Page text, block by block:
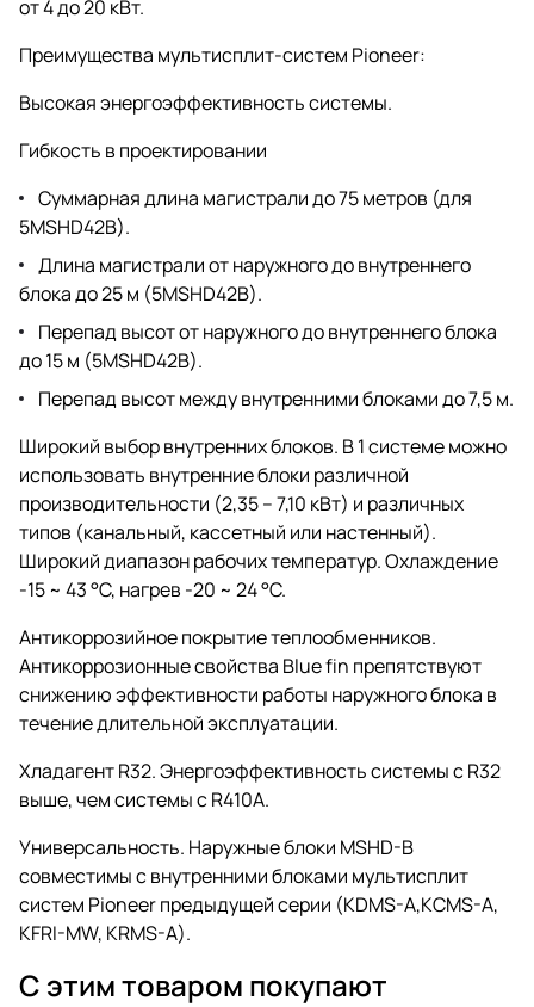
от 4 до 20 кВт.
Преимущества мультисплит-систем Pioneer:
Высокая энергоэффективность системы.
Гибкость в проектировании
Суммарная длина магистрали до 75 метров (для
5MSHD42B).
Длина магистрали от наружного до внутреннего
блока до 25 м (5MSHD42B).
Перепад высот от наружного до внутреннего блока
до 15 м (5MSHD42B).
Перепад высот между внутренними блоками до 7,5 м.
Широкий выбор внутренних блоков. В 1 системе можно
использовать внутренние блоки различной
производительности (2,35 – 7,10 кВт) и различных
типов (канальный, кассетный или настенный).
Широкий диапазон рабочих температур. Охлаждение
-15 ~ 43 °C, нагрев -20 ~ 24 °C.
Антикоррозийное покрытие теплообменников.
Антикоррозионные свойства Blue fin препятствуют
снижению эффективности работы наружного блока в
течение длительной эксплуатации.
Хладагент R32. Энергоэффективность системы с R32
выше, чем системы с R410A.
Универсальность. Наружные блоки MSHD-B
совместимы с внутренними блоками мультисплит
систем Pioneer предыдущей серии (KDMS-A,KCMS-A,
KFRI-MW, KRMS-A).
С этим товаром покупают